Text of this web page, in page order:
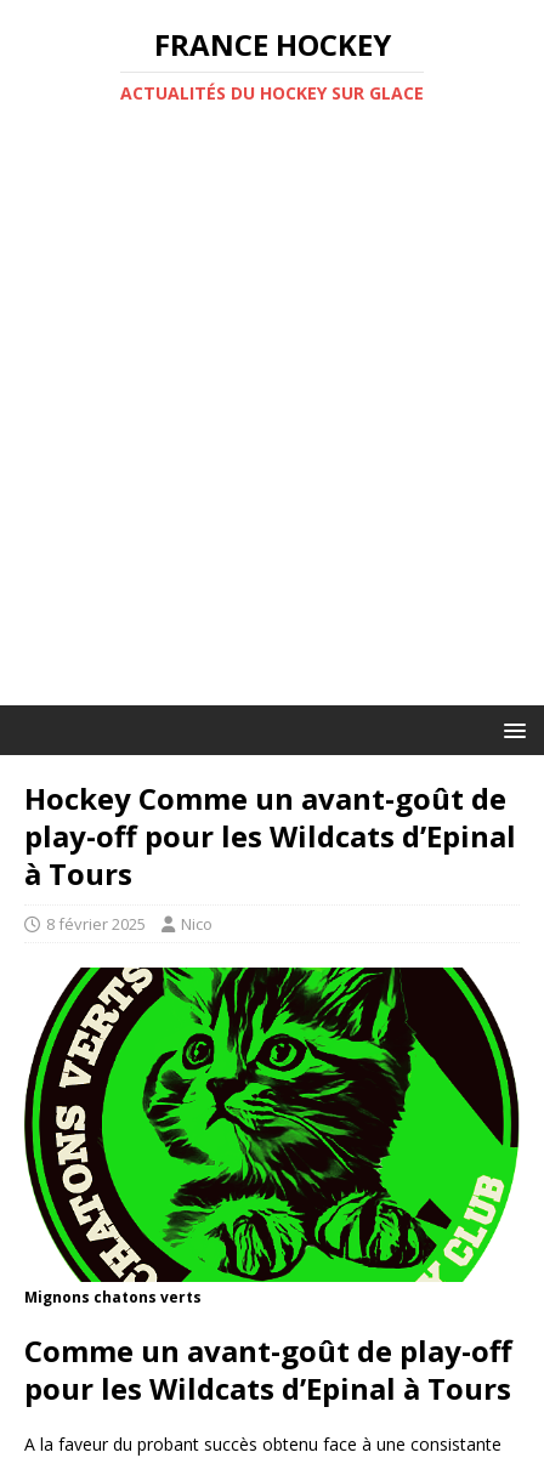
FRANCE HOCKEY
ACTUALITÉS DU HOCKEY SUR GLACE
Hockey Comme un avant-goût de
play-off pour les Wildcats d’Epinal
à Tours
8 février 2025 Nico
Mignons chatons verts
Comme un avant-goût de play-off
pour les Wildcats d’Epinal à Tours
A la faveur du probant succès obtenu face à une consistante